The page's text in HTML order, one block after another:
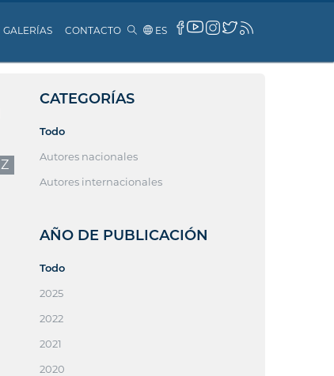
GALERÍAS CONTACTO ES
Z
CATEGORÍAS
Todo
Autores nacionales
Autores internacionales
AÑO DE PUBLICACIÓN
Todo
2025
2022
2021
2020